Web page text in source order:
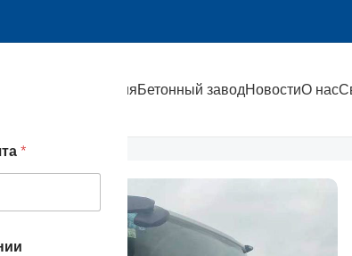
*
ПродукцияБетонный заводНовостиО нас